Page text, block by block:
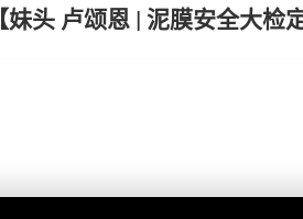
【妹头 卢颂恩 | 泥膜安全大检定